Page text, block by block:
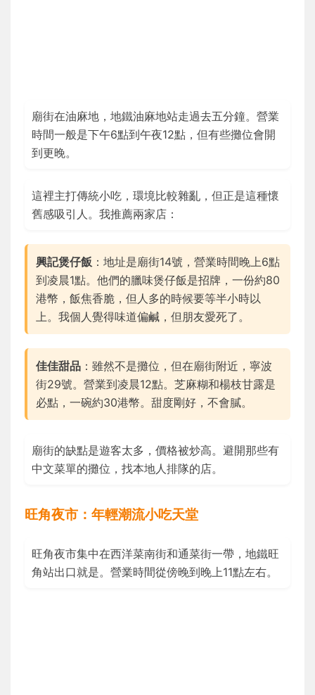
廟街在油麻地，地鐵油麻地站走過去五分鐘。營業
時間一般是下午6點到午夜12點，但有些攤位會開
到更晚。
這裡主打傳統小吃，環境比較雜亂，但正是這種懷
舊感吸引人。我推薦兩家店：
興記煲仔飯 ：地址是廟街14號，營業時間晚上6點
到凌晨1點。他們的臘味煲仔飯是招牌，一份約80
港幣，飯焦香脆，但人多的時候要等半小時以
上。我個人覺得味道偏鹹，但朋友愛死了。
佳佳甜品 ：雖然不是攤位，但在廟街附近，寧波
街29號。營業到凌晨12點。芝麻糊和楊枝甘露是
必點，一碗約30港幣。甜度剛好，不會膩。
廟街的缺點是遊客太多，價格被炒高。避開那些有
中文菜單的攤位，找本地人排隊的店。
旺角夜市：年輕潮流小吃天堂
旺角夜市集中在西洋菜南街和通菜街一帶，地鐵旺
角站出口就是。營業時間從傍晚到晚上11點左右。